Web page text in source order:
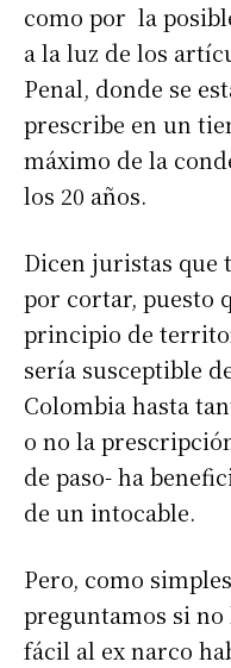
como por la
a la luz de los
Penal, donde se
prescribe en un
máximo de la
los 20 años.
Dicen juristas que
por cortar, puesto
principio de
sería susceptible
Colombia hasta
o no la
de paso- ha
de un intocable.
Pero, como
preguntamos si no
fácil al ex narco